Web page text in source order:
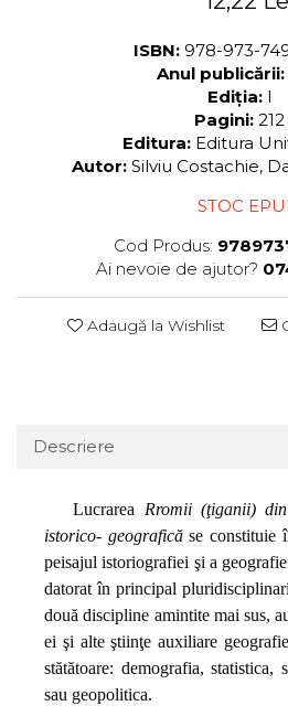
ISBN: 978-973-
Anul publicării:
Ediția: I
Pagini: 212
Editura: Editura
Autor: Silviu Costachie,
STOC
Cod Produs:
Ai nevoie de ajutor?
Adaugă la Wishlist
Descriere
Lucrarea Rromii (ţiganii)
istorico‑ geograficăse constituie
peisajul istoriografiei şi a
datorat în principal
două discipline amintite mai sus,
ei şi alte ştiinţe auxiliare
stătătoare: demografia, statistica,
sau geopolitica.